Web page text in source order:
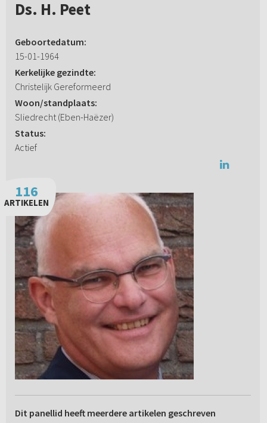
Ds. H. Peet
Geboortedatum:
15-01-1964
Kerkelijke gezindte:
Christelijk Gereformeerd
Woon/standplaats:
Sliedrecht (Eben-Haëzer)
Status:
Actief
116
ARTIKELEN
Dit panellid heeft meerdere artikelen geschreven